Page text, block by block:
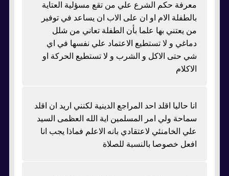
معرفة حكم الشرع علي من تقع مسؤلية العتاية
بالطفلة الام او ان على الاب ان يساعد في توفير
من يعتني بها علما بأن الطفلة تعاني من شلل
دماغي و لا تستطيع الاعتماد علي نفسها في اي
شي حتى الاكل و الشرب و لا تستطيع الحركة او
الاكلام
انا حاليا اقلد احد المراجع الدينية لكنني اريد ان اقلد
سماحة ولي امر المسلمين اية الله العظمى السيد
علي الخامنئي لاعتقادي بانه الاعلم فماذا يجب انا
افعل خصوصا بالنسبة للصلاة